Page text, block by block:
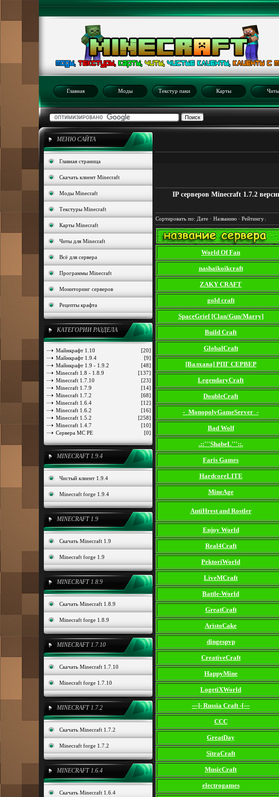
Главная Моды Текстур паки Карты Читы
МЕНЮ САЙТА
Главная страница
Скачать клиент Minecraft
Моды Minecraft
Текстуры Minecraft
Карты Minecraft
Читы для Minecraft
Всё для сервера
Программы Minecraft
Мониторинг серверов
Рецепты крафта
КАТЕГОРИИ РАЗДЕЛА
[20]
Майнкрафт 1.10
[9]
Майнкрафт 1.9.4
[48]
Майнкрафт 1.9 - 1.9.2
[137]
Minecraft 1.8 - 1.8.9
[23]
Minecraft 1.7.10
[14]
Minecraft 1.7.9
[68]
Minecraft 1.7.2
[12]
Minecraft 1.6.4
[16]
Minecraft 1.6.2
[258]
Minecraft 1.5.2
[10]
Minecraft 1.4.7
[0]
Сервера MC PE
MINECRAFT 1.9.4
Чистый клиент 1.9.4
Minecraft forge 1.9.4
MINECRAFT 1.9
Скачать Minecraft 1.9
Minecraft forge 1.9
MINECRAFT 1.8.9
Скачать Minecraft 1.8.9
Minecraft forge 1.8.9
MINECRAFT 1.7.10
Скачать Minecraft 1.7.10
Minecraft forge 1.7.10
MINECRAFT 1.7.2
Скачать Minecraft 1.7.2
Minecraft forge 1.7.2
MINECRAFT 1.6.4
Скачать Minecraft 1.6.4
IP серверов Minecraft 1.7.2
Сортировать по: Дате · Названию · Рейтингу
World Of Fan
nashaikoikcraft
ZAKY CRAFT
gold craft
SpaceGrief [Clan/Gun/Marry]
Build Craft
GlobalCraft
[Валхава] РПГ СЕРВЕР
LegendaryCraft
DoubleCraft
-_MonopolyGameServer_-
Bad Wolf
.::'''ShabeL'''::.
Faris Games
HardcoreLITE
MineAge
AntiHrest and Rostler
Enjoy World
Real4Craft
PektoriWorld
LiveMCraft
Battle-World
GreatCraft
AristoCake
dingespvp
CreativeCraft
HappyMine
LogetiXWorld
---]- Russia Craft -[---
ССС
GreatDay
SitraCraft
MusicCraft
electrogames